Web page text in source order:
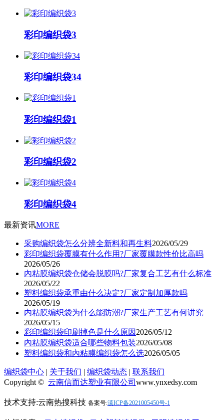
彩印编织袋3
彩印编织袋34
彩印编织袋1
彩印编织袋2
彩印编织袋4
最新资讯MORE
采购编织袋怎么分辨全新料和再生料2026/05/29
彩印编织袋覆膜有什么作用?厂家覆膜款性价比高吗
2026/05/26
內粘膜编织袋仓储会脱膜吗?厂家复合工艺有什么标准
2026/05/22
塑料编织袋承重由什么决定?厂家定制加厚款吗
2026/05/19
内粘膜编织袋为什么能防潮?厂家生产工艺有何讲究
2026/05/15
彩印编织袋印刷掉色是什么原因 2026/05/12
內粘膜编织袋适合哪些物料包装2026/05/08
塑料编织袋和內粘膜编织袋怎么选2026/05/05
编织袋中心 | 关于我们 | 编织袋动态 | 联系我们
Copyright © 云南信而达塑业有限公司 www.ynxedsy.com
技术支持:云南热搜科技 备案号:滇ICP备2021005450号-1